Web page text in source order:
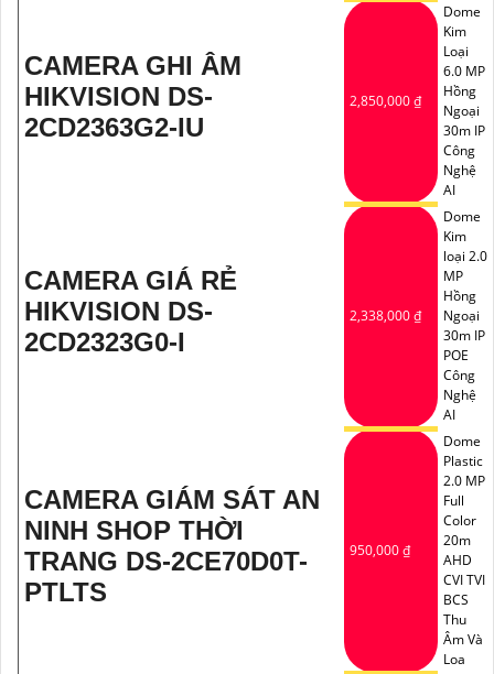
CAMERA GHI ÂM
HIKVISION DS-
2CD2363G2-IU
2,850,000 ₫
Dome
Kim
Loại
6.0 MP
Hồng
Ngoại
30m IP
Công
Nghệ
AI
CAMERA GIÁ RẺ
HIKVISION DS-
2CD2323G0-I
2,338,000 ₫
Dome
Kim
loại 2.0
MP
Hồng
Ngoại
30m IP
POE
Công
Nghệ
AI
CAMERA GIÁM SÁT AN
NINH SHOP THỜI
TRANG DS-2CE70D0T-
PTLTS
950,000 ₫
Dome
Plastic
2.0 MP
Full
Color
20m
AHD
CVI TVI
BCS
Thu
Âm Và
Loa